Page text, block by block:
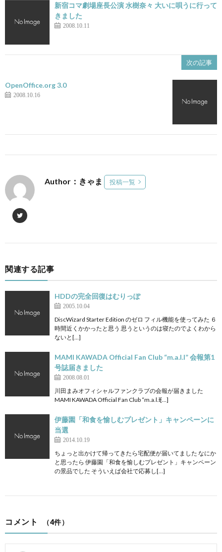
新宿コマ劇場座長公演 水樹奈々 大いに唄うに行って
きました
2008.10.11
次の記事
OpenOffice.org 3.0
2008.10.16
Author：きゃま 投稿一覧
関連する記事
HDDの完全回復はむりっぽ
2005.10.04
DiscWizard Starter Edition のゼロ フィル機能を使ってみた ６
時間近くかかったと思う 思うというのは寝たのでよくわから
ないと[…]
MAMI KAWADA Official Fan Club “m.a.l.l” 会報第1
号誌届きました
2008.08.01
川田まみオフィシャルファンクラブの会報が届きました
MAMI KAWADA Official Fan Club “m.a.l.l̶[…]
伊藤園「和食を愉しむプレゼント」キャンペーンに
当選
2014.10.19
ちょっと出かけて帰ってきたら宅配便が届いてました なにか
と思ったら 伊藤園「和食を愉しむプレゼント」キャンペーン
の景品でした そういえば会社で応募し[…]
コメント （4件）